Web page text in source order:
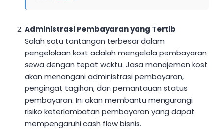
Administrasi Pembayaran yang Tertib
Salah satu tantangan terbesar dalam
pengelolaan kost adalah mengelola pembayaran
sewa dengan tepat waktu. Jasa manajemen kost
akan menangani administrasi pembayaran,
pengingat tagihan, dan pemantauan status
pembayaran. Ini akan membantu mengurangi
risiko keterlambatan pembayaran yang dapat
mempengaruhi cash flow bisnis.